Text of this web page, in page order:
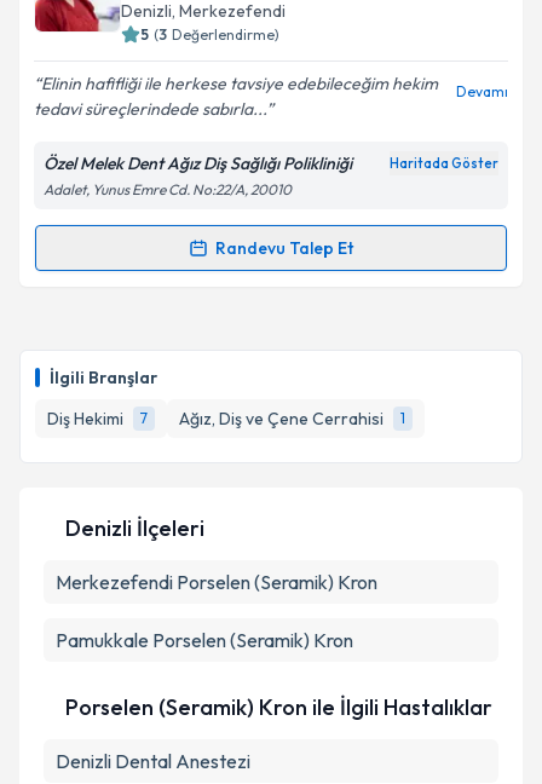
İlgili Branşlar
Diş Hekimi
7 Ağız, Diş ve Çene Cerrahisi 1
Kişisel verilerimin işlenmesine ilişkin
Aydınlatma
Metni'ni okudum ve kişisel verilerimin belirtilen
kapsamda işlenmesini kabul ediyorum.
Denizli, Merkezefendi
5 (3 Değerlendirme)
Elinin hafifliği ile herkese tavsiye edebileceğim hekim
tedavi süreçlerindede sabırla...
Devamı
Özel Melek Dent Ağız Diş Sağlığı Polikliniği Haritada Göster
Adalet, Yunus Emre Cd. No:22/A, 20010
Randevu Talep Et
Randevu Takvimi Talebi
takvim hazırlandığında e-posta ile bilgilendireceğiz.
E-posta Adresiniz
Metni'ni okudum ve kişisel verilerimin belirtilen
Denizli İlçeleri
Merkezefendi Porselen (Seramik) Kron
Pamukkale Porselen (Seramik) Kron
Porselen (Seramik) Kron ile İlgili Hastalıklar
Denizli Dental Anestezi